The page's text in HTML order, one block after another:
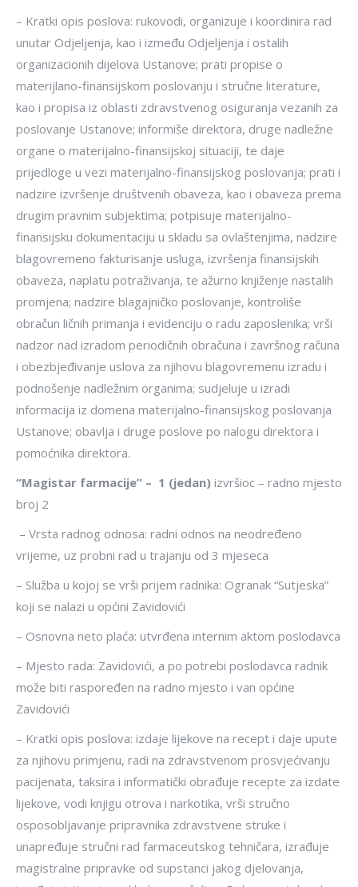
– Kratki opis poslova: rukovodi, organizuje i koordinira rad
unutar Odjeljenja, kao i između Odjeljenja i ostalih
organizacionih dijelova Ustanove; prati propise o
materijlano-finansijskom poslovanju i stručne literature,
kao i propisa iz oblasti zdravstvenog osiguranja vezanih za
poslovanje Ustanove; informiše direktora, druge nadležne
organe o materijalno-finansijskoj situaciji, te daje
prijedloge u vezi materijalno-finansijskog poslovanja; prati i
nadzire izvršenje društvenih obaveza, kao i obaveza prema
drugim pravnim subjektima; potpisuje materijalno-
finansijsku dokumentaciju u skladu sa ovlaštenjima, nadzire
blagovremeno fakturisanje usluga, izvršenja finansijskih
obaveza, naplatu potraživanja, te ažurno knjiženje nastalih
promjena; nadzire blagajničko poslovanje, kontroliše
obračun ličnih primanja i evidenciju o radu zaposlenika; vrši
nadzor nad izradom periodičnih obračuna i završnog računa
i obezbjeđivanje uslova za njihovu blagovremenu izradu i
podnošenje nadležnim organima; sudjeluje u izradi
informacija iz domena materijalno-finansijskog poslovanja
Ustanove; obavlja i druge poslove po nalogu direktora i
pomoćnika direktora.
“Magistar farmacije” – 1 (jedan) izvršioc – radno mjesto
broj 2
– Vrsta radnog odnosa: radni odnos na neodređeno
vrijeme, uz probni rad u trajanju od 3 mjeseca
– Služba u kojoj se vrši prijem radnika: Ogranak “Sutjeska”
koji se nalazi u općini Zavidovići
– Osnovna neto plaća: utvrđena internim aktom poslodavca
– Mjesto rada: Zavidovići, a po potrebi poslodavca radnik
može biti raspoređen na radno mjesto i van općine
Zavidovići
– Kratki opis poslova: izdaje lijekove na recept i daje upute
za njihovu primjenu, radi na zdravstvenom prosvjećivanju
pacijenata, taksira i informatički obrađuje recepte za izdate
lijekove, vodi knjigu otrova i narkotika, vrši stručno
osposobljavanje pripravnika zdravstvene struke i
unapređuje stručni rad farmaceutskog tehničara, izrađuje
magistralne pripravke od supstanci jakog djelovanja,